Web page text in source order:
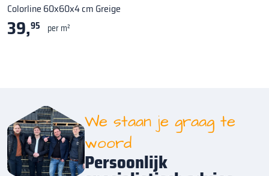
Colorline 60x60x4 cm Greige
39,95 per m²
We staan je graag te
woord
Persoonlijk